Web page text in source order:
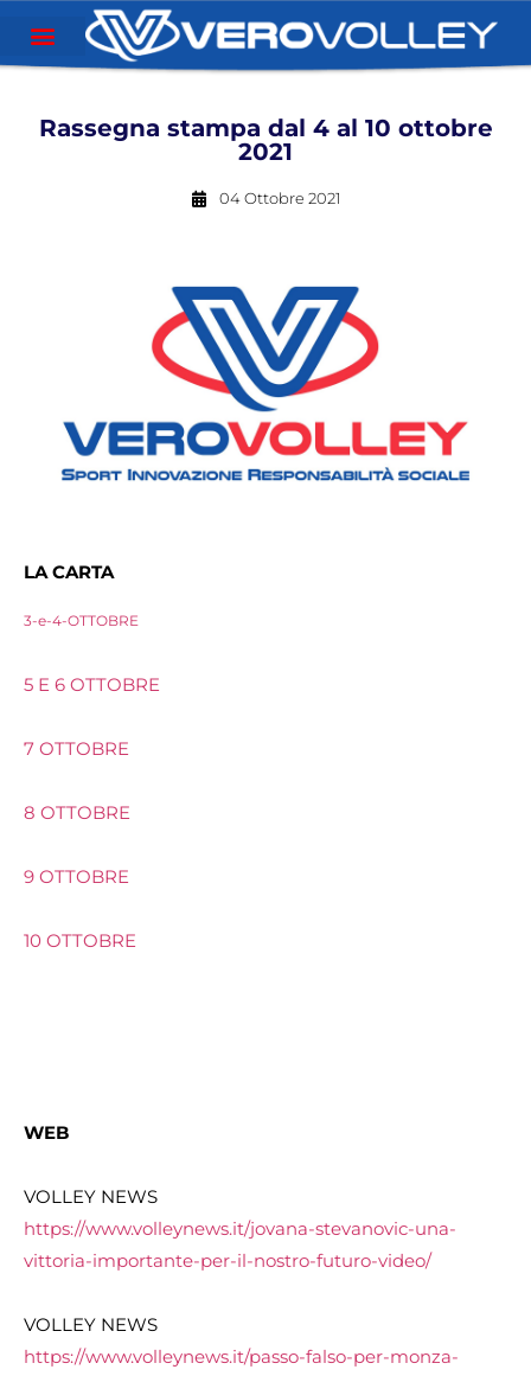
Rassegna stampa dal 4 al 10 ottobre
2021
04 Ottobre 2021
LA CARTA
3-e-4-OTTOBRE
5 E 6 OTTOBRE
7 OTTOBRE
8 OTTOBRE
9 OTTOBRE
10 OTTOBRE
WEB
VOLLEY NEWS
https://www.volleynews.it/jovana-stevanovic-una-
vittoria-importante-per-il-nostro-futuro-video/
VOLLEY NEWS
https://www.volleynews.it/passo-falso-per-monza-